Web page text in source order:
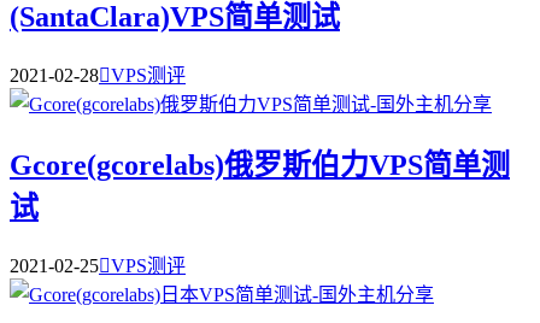
(SantaClara)VPS简单测试
2021-02-28VPS测评
Gcore(gcorelabs)俄罗斯伯力VPS简单测
试
2021-02-25VPS测评